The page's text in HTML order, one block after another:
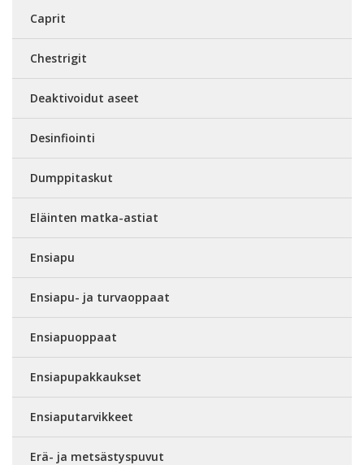
Caprit
Chestrigit
Deaktivoidut aseet
Desinfiointi
Dumppitaskut
Eläinten matka-astiat
Ensiapu
Ensiapu- ja turvaoppaat
Ensiapuoppaat
Ensiapupakkaukset
Ensiaputarvikkeet
Erä- ja metsästyspuvut